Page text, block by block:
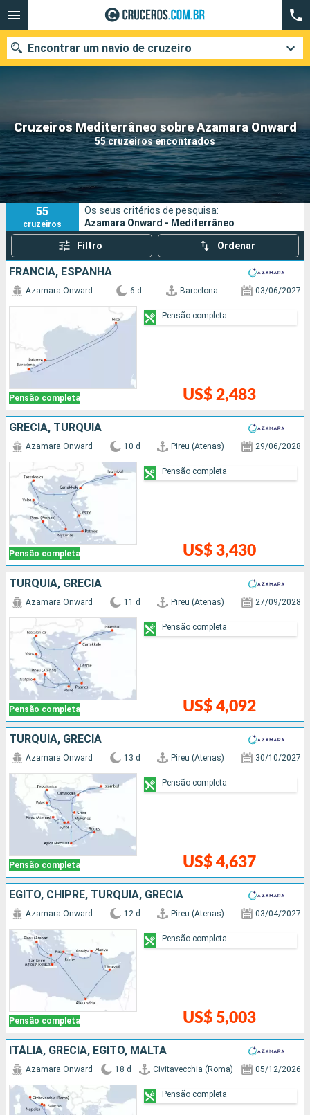
Cruzeiros Mediterrâneo sobre Azamara Onward
55 cruzeiros encontrados
Encontrar um navio de cruzeiro
Quando ir?
Data de partida
Cidades Companhias
Pesquisar
55
cruzeiros
Os seus critérios de pesquisa:
Azamara Onward - Mediterrâneo
Filtro Ordenar
FRANCIA, ESPANHA
Pensão completa
Azamara Onward 6 d Barcelona 03/06/2027
US$ 2,483
Pensão completa
GRÉCIA, TURQUIA
Pensão completa
Azamara Onward 10 d Pireu (Atenas) 29/06/2028
US$ 3,430
Pensão completa
TURQUIA, GRÉCIA
Pensão completa
Azamara Onward 11 d Pireu (Atenas) 27/09/2028
US$ 4,092
Pensão completa
TURQUIA, GRÉCIA
Pensão completa
Azamara Onward 13 d Pireu (Atenas) 30/10/2027
US$ 4,637
Pensão completa
EGITO, CHIPRE, TURQUIA, GRÉCIA
Pensão completa
Azamara Onward 12 d Pireu (Atenas) 03/04/2027
US$ 5,003
Pensão completa
ITÁLIA, GRÉCIA, EGITO, MALTA
Azamara Onward 18 d Civitavecchia (Roma) 05/12/2026
Pensão completa